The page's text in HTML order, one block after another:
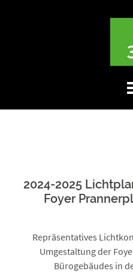
2024-2025
Foyer
Repräsentatives
Umgestaltung der
Bürogebäudes in